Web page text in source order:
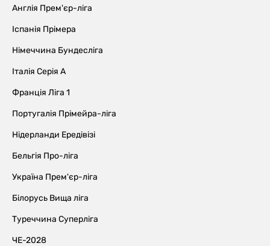
Англія Прем'єр-ліга
Іспанія Прімера
Німеччина Бундесліга
Італія Серія А
Франція Ліга 1
Португалія Прімейра-ліга
Нідерланди Ередівізі
Бельгія Про-ліга
Україна Прем'єр-ліга
Білорусь Вища ліга
Туреччина Суперліга
ЧЕ-2028